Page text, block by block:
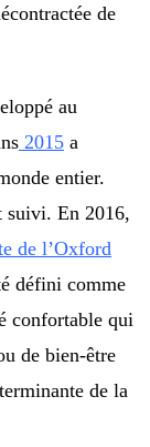
de
au
2015 a
entier.
suivi. En 2016,
de l’Oxford
défini comme
confortable qui
de bien-être
de la